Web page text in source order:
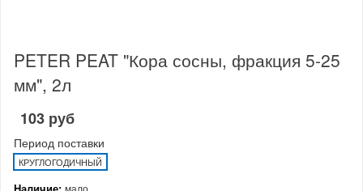
PETER PEAT "Кора сосны, фракция 5-25
мм", 2л
103 руб
Период поставки
КРУГЛОГОДИЧНЫЙ
мало